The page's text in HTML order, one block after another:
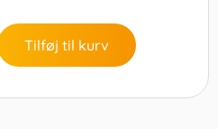
Tilføj til kurv